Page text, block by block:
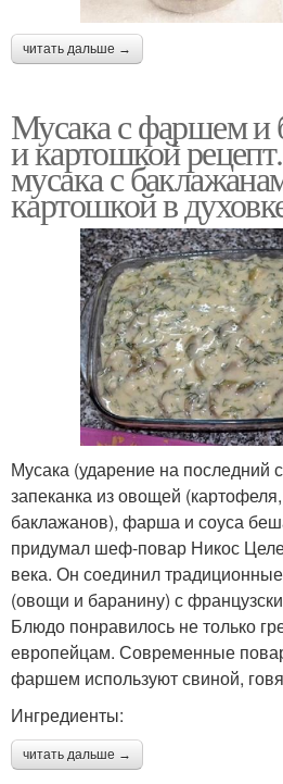
читать дальше →
Мусака с фаршем и
и картошкой
мусака с
картошкой в
Мусака (ударение на последний
запеканка из овощей
баклажанов), фарша и соуса
придумал шеф-повар Никос
века. Он соединил
(овощи и баранину) с
Блюдо понравилось не только
европейцам. Современные
фаршем используют свиной,
Ингредиенты:
читать дальше →